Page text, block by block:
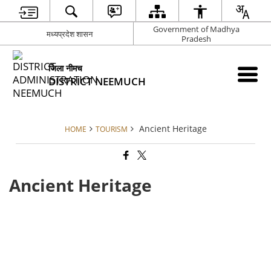
मध्यप्रदेश शासन
Government of Madhya
Pradesh
जिला नीमच
DISTRICT NEEMUCH
HOME TOURISM Ancient Heritage
Ancient Heritage